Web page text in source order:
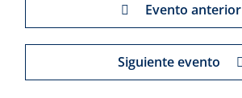
Evento anterior
Siguiente evento